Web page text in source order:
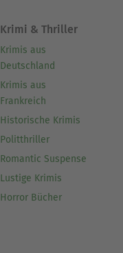
Krimi & Thriller
Krimis aus
Deutschland
Krimis aus
Frankreich
Historische Krimis
Politthriller
Romantic Suspense
Lustige Krimis
Horror Bücher